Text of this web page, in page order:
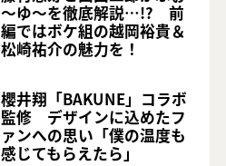
～ゆ～を徹底解説…!? 前
編ではボケ組の越岡裕貴＆
松崎祐介の魅力を！
櫻井翔「BAKUNE」コラボ
監修 デザインに込めたフ
ァンへの思い「僕の温度も
感じてもらえたら」